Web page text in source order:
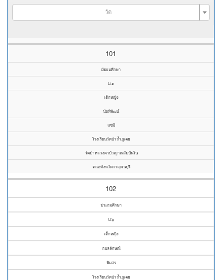
วัด
101
มัธยมศึกษา
ม.๑
เด็กหญิง
นันทิพัฒน์
แซ่มี
โรงเรียนวัดป่าถ้ำภูเตย
วัดป่าหลวงตาบัวญาณสัมปันโน
คณะจังหวัดกาญจนบุรี
102
ประถมศึกษา
ป.๖
เด็กหญิง
กมลลักษณ์
พิมสร
โรงเรียนวัดป่าถ้ำภูเตย